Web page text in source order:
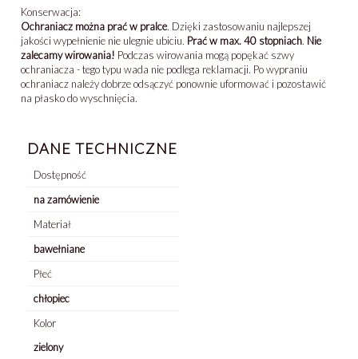
Konserwacja:
Ochraniacz można prać w pralce. Dzięki zastosowaniu najlepszej
jakości wypełnienie nie ulegnie ubiciu. Prać w max. 40 stopniach. Nie
zalecamy wirowania! Podczas wirowania mogą popękać szwy
ochraniacza - tego typu wada nie podlega reklamacji. Po wypraniu
ochraniacz należy dobrze odsączyć ponownie uformować i pozostawić
na płasko do wyschnięcia.
DANE TECHNICZNE
Dostępność
na zamówienie
Materiał
bawełniane
Płeć
chłopiec
Kolor
zielony